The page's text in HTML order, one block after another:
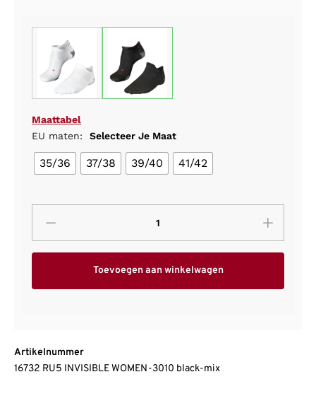
Maattabel
EU maten:
Selecteer Je Maat
35/36 37/38 39/40 41/42
Toevoegen aan winkelwagen
Artikelnummer
16732 RU5 INVISIBLE WOMEN-3010 black-mix